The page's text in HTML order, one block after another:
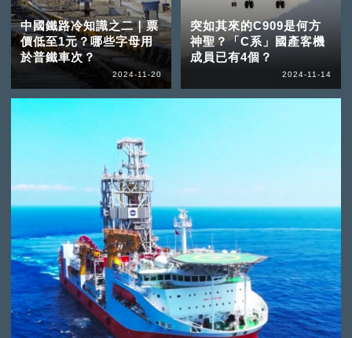
中國鐵路冷知識之二｜票
價低至1元？哪些字母用
於普鐵車次？
2024-11-20
突如其來的C909是何方
神聖？「C系」國產客機
成員已有4個？
2024-11-14